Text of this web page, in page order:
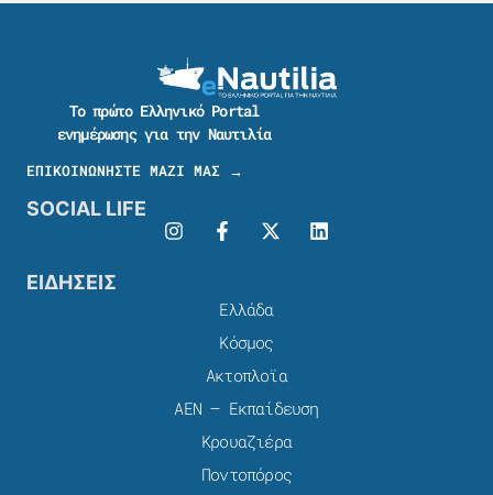
Το πρώτο Ελληνικό Portal
ενημέρωσης για την Ναυτιλία
ΕΠΙΚΟΙΝΩΝΗΣΤΕ ΜΑΖΙ ΜΑΣ →
SOCIAL LIFE
ΕΙΔΗΣΕΙΣ
Ελλάδα
Κόσμος
Ακτοπλοϊα
ΑΕΝ – Εκπαίδευση
Κρουαζιέρα
Ποντοπόρος